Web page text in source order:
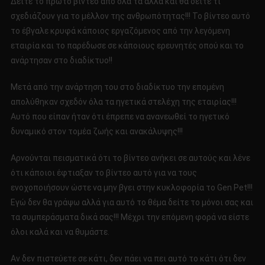
ΤΑ
GEN
PET!!!!
ΑΠΙΣΤΕΥΤΟ!!!!
σχεδιάζουν για το μέλλoν της ανθρωπότητας!!! Το βίντεο αυτό
το έβγαλε κρυφά κάποιος εργαζόμενος από την λεγόμενη
εταιρία και το παρέδωσε σε κάποιους ερευνητές οπού και το
ανάρτησαν στο διαδίκτυο!!
Μετά από την ανάρτηση του στο διαδίκτυο την επομένη
απολύθηκαν σχεδόν όλα τα ηγετικά στελέχη της εταιρίας!!!
Αυτό που είπαν ήταν ότι έπρεπε να ανανεωθεί το ηγετικό
δυναμικό στον τομέα ζωής και ανακάλυψης!!!
Αρνούνται πεισματικά ότι το βίντεο ανήκει σε αυτούς και λένε
ότι κάποιοι έφτιαξαν το βίντεο αυτό για να τους
ενοχοποιήσουν ώστε να μην βγει στην κυκλοφορία το Gen Pet!!!
Εγώ δεν θα γράψω αλλά για αυτό το θέμα δείτε το μόνοι σας και
τα συμπεράσματα δικά σας!!! Μέχρι την επόμενη φορά να είστε
όλοι καλά και να θυμάστε.
Αν δεν πιστεύετε σε κάτι, δεν πάει να πει αυτό το κάτι ότι δεν